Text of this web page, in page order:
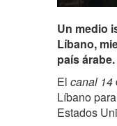
Un medio
Líbano,
país árabe.
El canal 14
Líbano
Estados